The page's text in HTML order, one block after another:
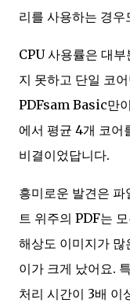
리를 사용하는 경우
CPU 사용률은 대
지 못하고 단일 코
PDFsam Basic만
에서 평균 4개 코어
비결이었답니다.
흥미로운 발견은
트 위주의 PDF는
해상도 이미지가
이가 크게 났어요.
처리 시간이 3배 이